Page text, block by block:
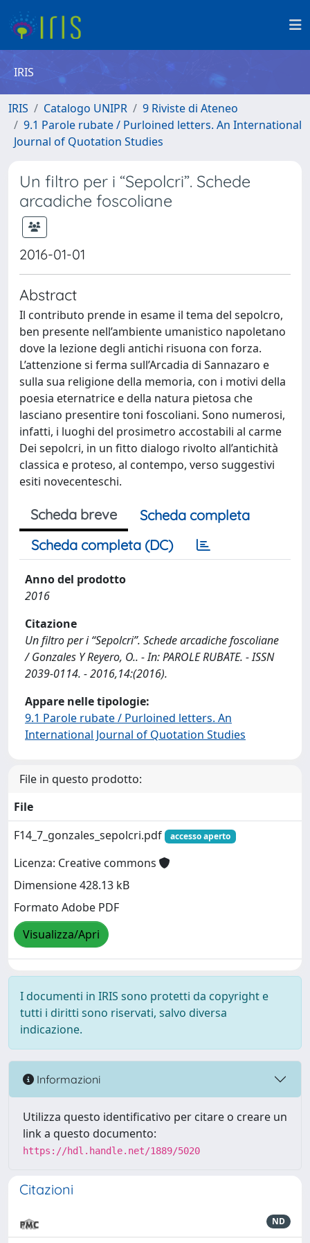
IRIS
IRIS Catalogo UNIPR
9 Riviste di Ateneo
9.1 Parole rubate / Purloined letters. An International
Journal of Quotation Studies
Un filtro per i “Sepolcri”. Schede
arcadiche foscoliane
2016-01-01
Abstract
Il contributo prende in esame il tema del sepolcro,
ben presente nell’ambiente umanistico napoletano
dove la lezione degli antichi risuona con forza.
L’attenzione si ferma sull’Arcadia di Sannazaro e
sulla sua religione della memoria, con i motivi della
poesia eternatrice e della natura pietosa che
lasciano presentire toni foscoliani. Sono numerosi,
infatti, i luoghi del prosimetro accostabili al carme
Dei sepolcri, in un fitto dialogo rivolto all’antichità
classica e proteso, al contempo, verso suggestivi
esiti novecenteschi.
Scheda breve
Scheda completa
Scheda completa (DC)
Anno del prodotto
2016
Citazione
Un filtro per i “Sepolcri”. Schede arcadiche foscoliane
/ Gonzales Y Reyero, O.. - In: PAROLE RUBATE. - ISSN
2039-0114. - 2016,14:(2016).
Appare nelle tipologie:
9.1 Parole rubate / Purloined letters. An
International Journal of Quotation Studies
File in questo prodotto:
File
F14_7_gonzales_sepolcri.pdf
accesso aperto
Licenza: Creative commons
Dimensione 428.13 kB
Formato Adobe PDF
Visualizza/Apri
I documenti in IRIS sono protetti da copyright e
tutti i diritti sono riservati, salvo diversa
indicazione.
Informazioni
Utilizza questo identificativo per citare o creare un
link a questo documento:
https://hdl.handle.net/1889/5020
Citazioni
ND